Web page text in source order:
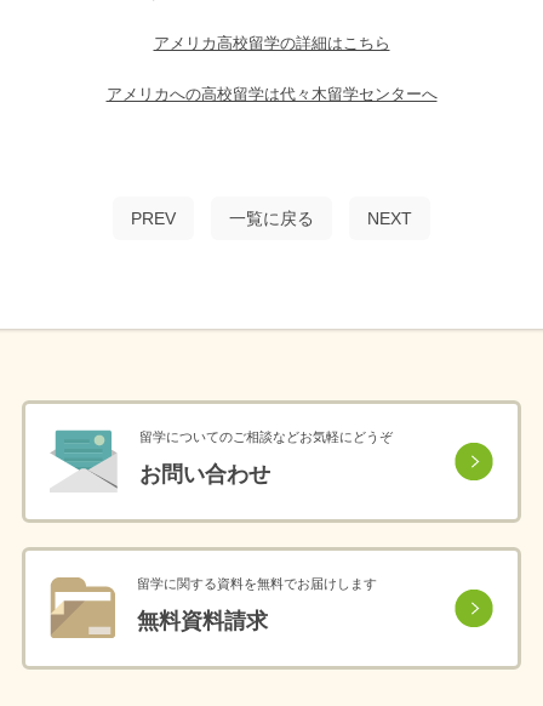
アメリカ高校留学の詳細はこちら
アメリカへの高校留学は代々木留学センターへ
PREV 一覧に戻る NEXT
留学についてのご相談などお気軽にどうぞ
お問い合わせ
留学に関する資料を無料でお届けします
無料資料請求